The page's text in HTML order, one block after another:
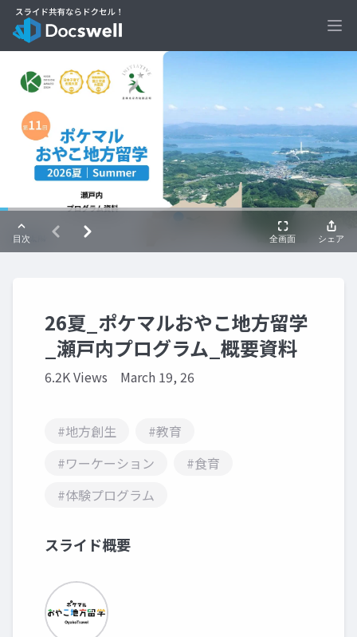
26夏_ポケマルおやこ地方留学
_瀬戸内プログラム_概要資料
6.2K Views March 19, 26
#地方創生
#教育
#ワーケーション
#食育
#体験プログラム
スライド概要